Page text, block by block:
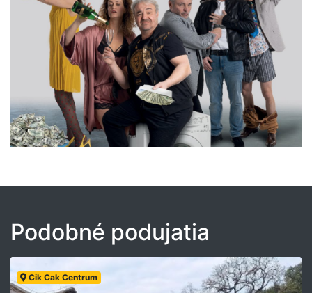
Podobné podujatia
Cik Cak Centrum